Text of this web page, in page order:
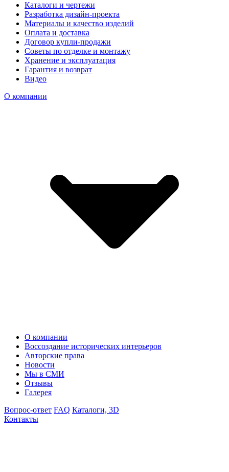
Каталоги и чертежи
Разработка дизайн-проекта
Материалы и качество изделий
Оплата и доставка
Договор купли-продажи
Советы по отделке и монтажу
Хранение и эксплуатация
Гарантия и возврат
Видео
О компании
О компании
Воссоздание исторических интерьеров
Авторские права
Новости
Мы в СМИ
Отзывы
Галерея
Вопрос-ответ FAQ Каталоги, 3D
Контакты